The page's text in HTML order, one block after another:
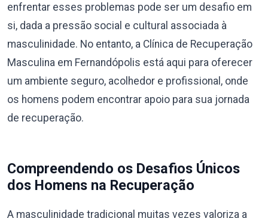
enfrentar esses problemas pode ser um desafio em
si, dada a pressão social e cultural associada à
masculinidade. No entanto, a Clínica de Recuperação
Masculina em Fernandópolis está aqui para oferecer
um ambiente seguro, acolhedor e profissional, onde
os homens podem encontrar apoio para sua jornada
de recuperação.
Compreendendo os Desafios Únicos
dos Homens na Recuperação
A masculinidade tradicional muitas vezes valoriza a